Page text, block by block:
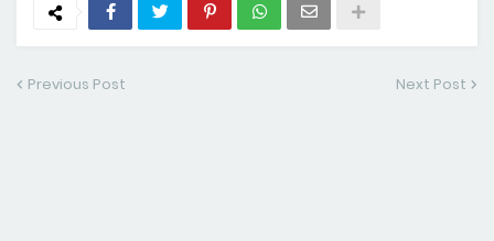
Previous Post Next Post